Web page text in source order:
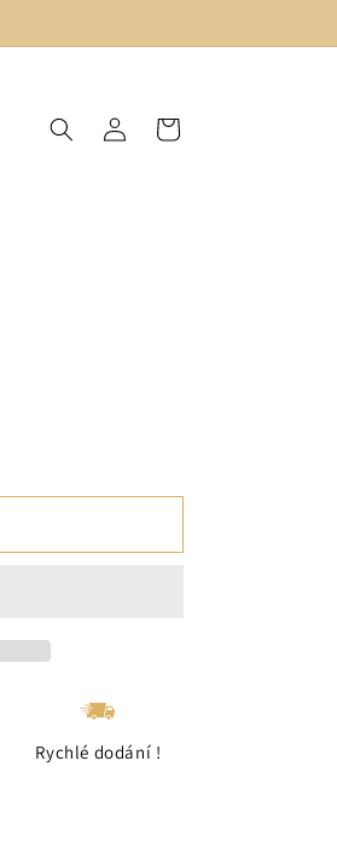
in
Cart
Rychlé dodání !